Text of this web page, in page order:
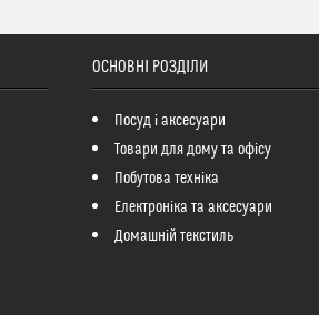
ОСНОВНІ РОЗДІЛИ
Посуд і аксесуари
Товари для дому та офісу
Побутова техніка
Електроніка та аксесуари
Домашній текстиль